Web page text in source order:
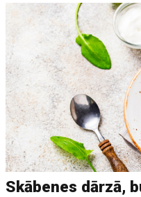
Skābenes dārzā,